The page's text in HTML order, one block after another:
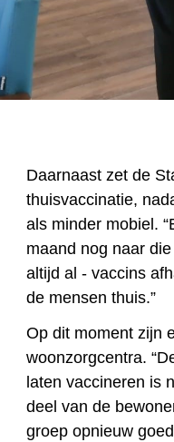
Daarnaast zet de
thuisvaccinatie,
als minder mobiel.
maand nog naar
altijd al - vaccins
de mensen thuis.”
Op dit moment zijn
woonzorgcentra.
laten vaccineren is
deel van de
groep opnieuw